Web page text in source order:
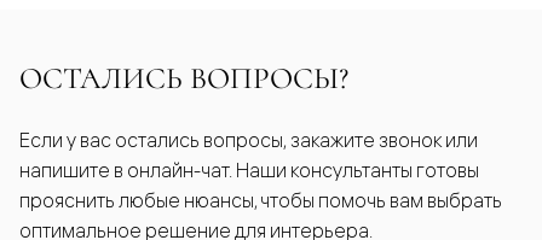
ОСТАЛИСЬ ВОПРОСЫ?
Если у вас остались вопросы, закажите звонок или
напишите в онлайн-чат. Наши консультанты готовы
прояснить любые нюансы, чтобы помочь вам выбрать
оптимальное решение для интерьера.